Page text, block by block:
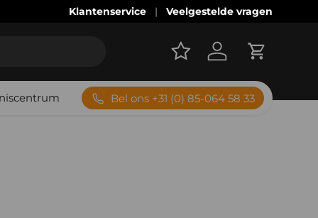
Advies bij machines, software en
Klantenservice Veelgestelde vragen
Account
Bel ons +31 (0) 85-064 58 33